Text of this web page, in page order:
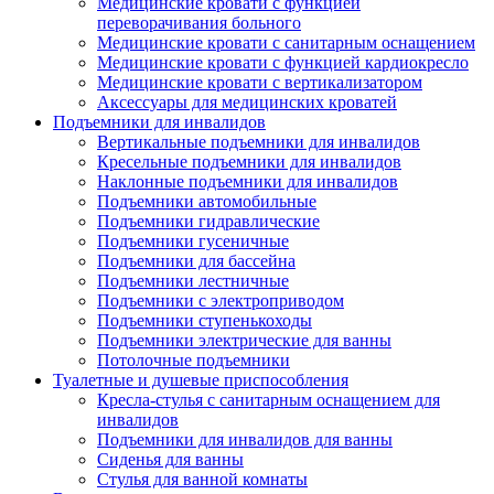
переворачивания больного
Медицинские кровати с санитарным оснащением
Медицинские кровати с функцией кардиокресло
Медицинские кровати с вертикализатором
Аксессуары для медицинских кроватей
Подъемники для инвалидов
Вертикальные подъемники для инвалидов
Кресельные подъемники для инвалидов
Наклонные подъемники для инвалидов
Подъемники автомобильные
Подъемники гидравлические
Подъемники гусеничные
Подъемники для бассейна
Подъемники лестничные
Подъемники с электроприводом
Подъемники ступенькоходы
Подъемники электрические для ванны
Потолочные подъемники
Туалетные и душевые приспособления
Кресла-стулья с санитарным оснащением для
инвалидов
Подъемники для инвалидов для ванны
Сиденья для ванны
Стулья для ванной комнаты